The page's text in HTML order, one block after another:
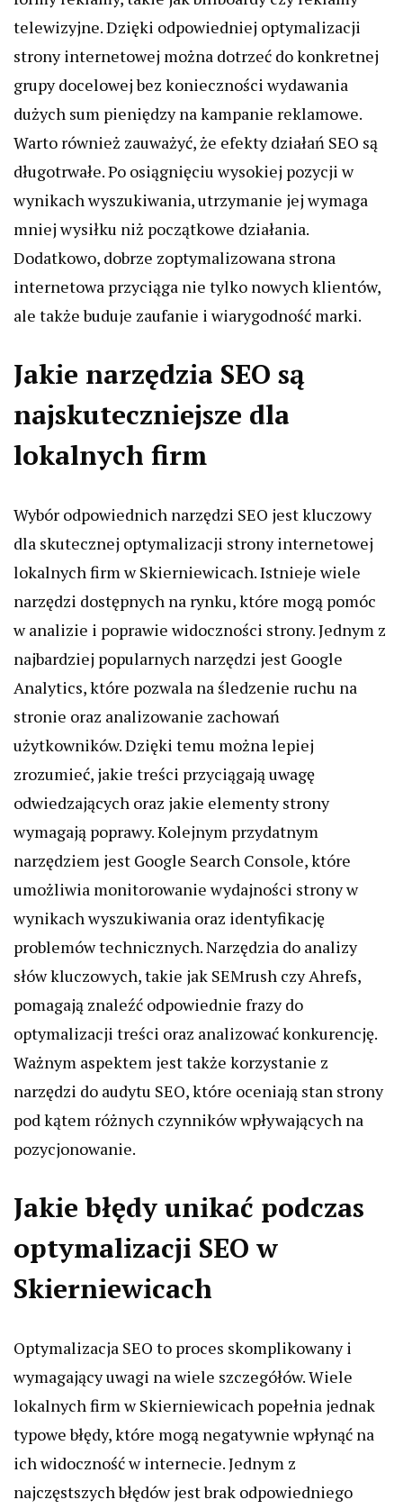
telewizyjne. Dzięki odpowiedniej optymalizacji
strony internetowej można dotrzeć do konkretnej
grupy docelowej bez konieczności wydawania
dużych sum pieniędzy na kampanie reklamowe.
Warto również zauważyć, że efekty działań SEO są
długotrwałe. Po osiągnięciu wysokiej pozycji w
wynikach wyszukiwania, utrzymanie jej wymaga
mniej wysiłku niż początkowe działania.
Dodatkowo, dobrze zoptymalizowana strona
internetowa przyciąga nie tylko nowych klientów,
ale także buduje zaufanie i wiarygodność marki.
Jakie narzędzia SEO są
najskuteczniejsze dla
lokalnych firm
Wybór odpowiednich narzędzi SEO jest kluczowy
dla skutecznej optymalizacji strony internetowej
lokalnych firm w Skierniewicach. Istnieje wiele
narzędzi dostępnych na rynku, które mogą pomóc
w analizie i poprawie widoczności strony. Jednym z
najbardziej popularnych narzędzi jest Google
Analytics, które pozwala na śledzenie ruchu na
stronie oraz analizowanie zachowań
użytkowników. Dzięki temu można lepiej
zrozumieć, jakie treści przyciągają uwagę
odwiedzających oraz jakie elementy strony
wymagają poprawy. Kolejnym przydatnym
narzędziem jest Google Search Console, które
umożliwia monitorowanie wydajności strony w
wynikach wyszukiwania oraz identyfikację
problemów technicznych. Narzędzia do analizy
słów kluczowych, takie jak SEMrush czy Ahrefs,
pomagają znaleźć odpowiednie frazy do
optymalizacji treści oraz analizować konkurencję.
Ważnym aspektem jest także korzystanie z
narzędzi do audytu SEO, które oceniają stan strony
pod kątem różnych czynników wpływających na
pozycjonowanie.
Jakie błędy unikać podczas
optymalizacji SEO w
Skierniewicach
Optymalizacja SEO to proces skomplikowany i
wymagający uwagi na wiele szczegółów. Wiele
lokalnych firm w Skierniewicach popełnia jednak
typowe błędy, które mogą negatywnie wpłynąć na
ich widoczność w internecie. Jednym z
najczęstszych błędów jest brak odpowiedniego